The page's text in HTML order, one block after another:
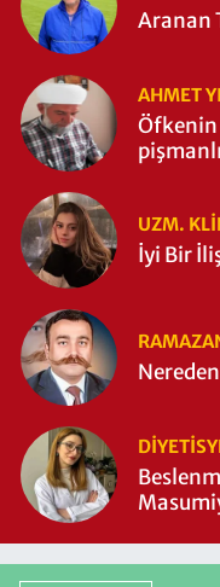
Aranan
AHMET
Öfkenin
UZM.
İyi Bir